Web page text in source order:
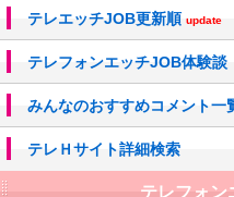
テレエッチJOB更新順 update
テレフォンエッチJOB体験談
みんなのおすすめコメント一
テレＨサイト詳細検索
テレフォン